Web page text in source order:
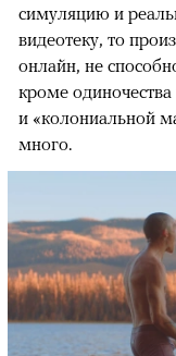
симуляцию и
видеотеку, то
онлайн, не
кроме
и «колониальной
много.